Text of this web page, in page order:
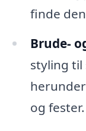
finde
Brude-
styling
og fester.